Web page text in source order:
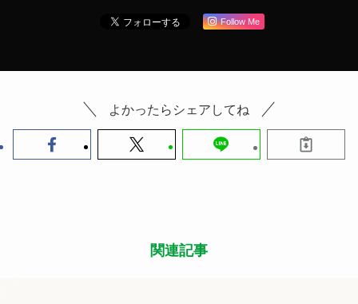
Follow Me
よかったらシェアしてね
関連記事